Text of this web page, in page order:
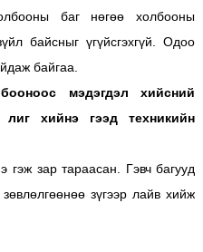
баг нөгөө холбооны
байсныг үгүйсгэхгүй. Одоо
байгаа.
мэдэгдэл хийсний
хийнэ гээд техникийн
гэж зар тараасан. Гэвч багууд
зүгээр лайв хийж